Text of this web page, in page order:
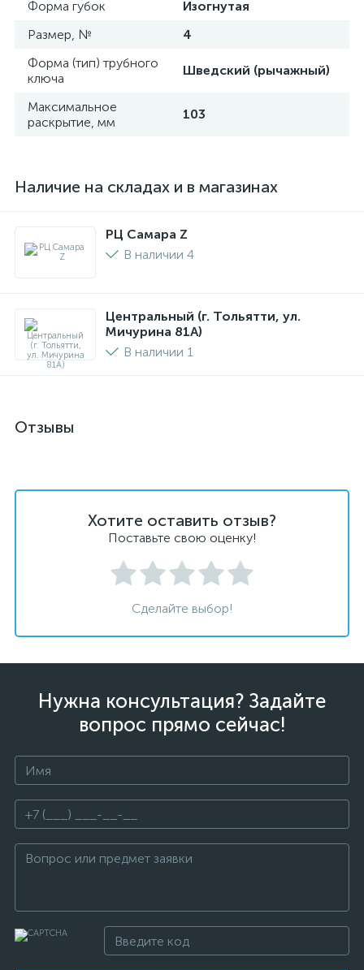
Форма губок
Изогнутая
Размер, №
4
Форма (тип) трубного
ключа
Шведский (рычажный)
Максимальное
раскрытие, мм
103
Наличие на складах и в магазинах
РЦ Самара Z
В наличии 4
Центральный (г. Тольятти, ул.
Мичурина 81А)
В наличии 1
Отзывы
Хотите оставить отзыв?
Поставьте свою оценку!
Сделайте выбор!
Нужна консультация? Задайте
вопрос прямо сейчас!